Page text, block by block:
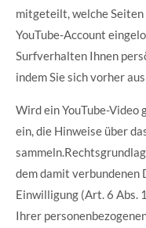
mitgeteilt, welche Seiten
YouTube-Account
Surfverhalten Ihnen
indem Sie sich vorher
Wird ein YouTube-
ein, die Hinweise über
dem damit
Einwilligung (Art. 6 Abs.
Ihrer